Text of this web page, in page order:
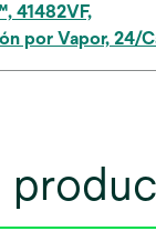
41482VF,
por Vapor, 24/